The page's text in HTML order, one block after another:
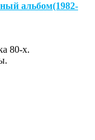
альбом(1982-
80-х.